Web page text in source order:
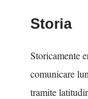
Storia
Storicamente
comunicare
tramite